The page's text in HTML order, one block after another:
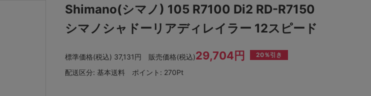
Shimano(シマノ) 105 R7100 Di2 RD-R7150
シマノシャドーリアディレイラー 12スピード
標準価格(税込) 37,131円 販売価格(税込)29,704円 20％引き
配送区分: 基本送料 ポイント: 270Pt